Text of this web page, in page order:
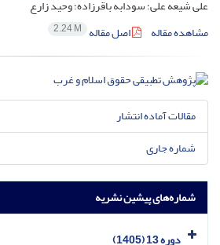
علی شیعه علی؛ سودابه باقرزاده؛ وحید زارع
مشاهده مقاله
اصل مقاله 2.24 M
مقالات آماده انتشار
شماره جاری
شماره‌های پیشین نشریه
دوره 13 (1405)